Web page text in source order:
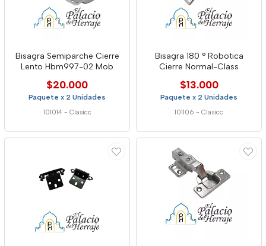
Bisagra Semiparche Cierre
Lento Hbm997-02 Mob
$20.000
Paquete x 2 Unidades
101014 - Clasicc
Bisagra 180 ° Robotica
Cierre Normal-Class
$13.000
Paquete x 2 Unidades
101106 - Clasicc